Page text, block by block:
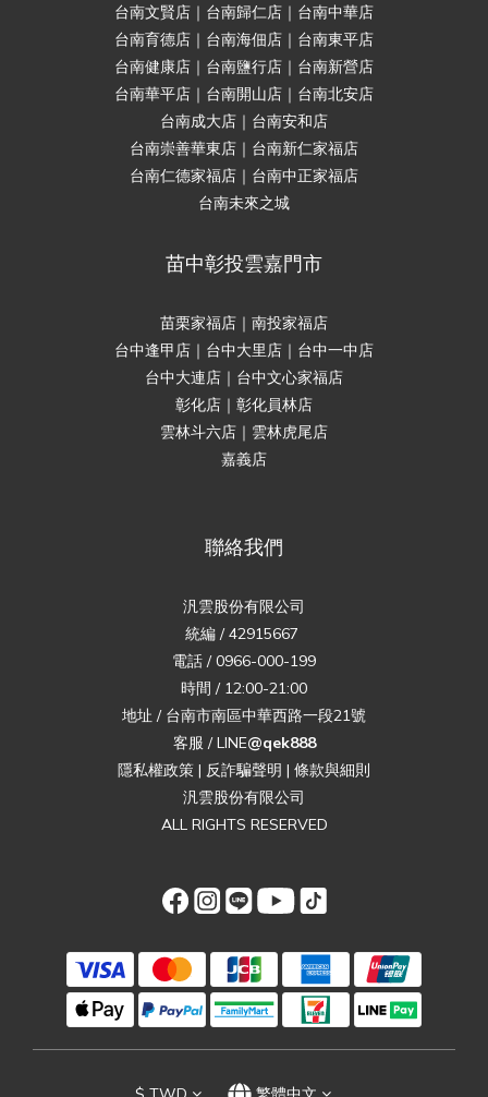
台南文賢店｜台南歸仁店｜台南中華店
台南育德店｜台南海佃店｜台南東平店
台南健康店｜台南鹽行店｜台南新營店
台南華平店｜台南開山店｜台南北安店
台南成大店｜台南安和店
台南崇善華東店｜台南新仁家福店
台南仁德家福店｜台南中正家福店
台南未來之城
苗中彰投雲嘉門市
苗栗家福店｜南投家福店
台中逢甲店｜台中大里店｜台中一中店
台中大連店｜台中文心家福店
彰化店｜彰化員林店
雲林斗六店｜雲林虎尾店
嘉義店
聯絡我們
汎雲股份有限公司
統編 / 42915667
電話 / 0966-000-199
時間 / 12:00-21:00
地址 / 台南市南區中華西路一段21號
客服 / LINE@qek888
隱私權政策 | 反詐騙聲明 | 條款與細則
汎雲股份有限公司
ALL RIGHTS RESERVED